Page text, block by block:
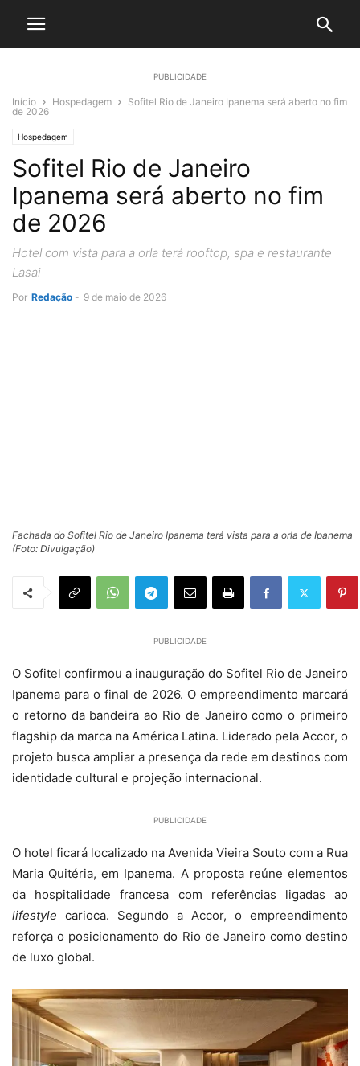
PUBLICIDADE
Início Hospedagem
Sofitel Rio de Janeiro Ipanema será aberto no fim
de 2026
Hospedagem
Sofitel Rio de Janeiro
Ipanema será aberto no fim
de 2026
Hotel com vista para a orla terá rooftop, spa e restaurante
Lasai
Por Redação - 9 de maio de 2026
Fachada do Sofitel Rio de Janeiro Ipanema terá vista para a orla de Ipanema
(Foto: Divulgação)
PUBLICIDADE
O Sofitel confirmou a inauguração do Sofitel Rio de Janeiro
Ipanema para o final de 2026. O empreendimento marcará
o retorno da bandeira ao Rio de Janeiro como o primeiro
flagship da marca na América Latina. Liderado pela Accor, o
projeto busca ampliar a presença da rede em destinos com
identidade cultural e projeção internacional.
PUBLICIDADE
O hotel ficará localizado na Avenida Vieira Souto com a Rua
Maria Quitéria, em Ipanema. A proposta reúne elementos
da hospitalidade francesa com referências ligadas ao
lifestyle carioca. Segundo a Accor, o empreendimento
reforça o posicionamento do Rio de Janeiro como destino
de luxo global.